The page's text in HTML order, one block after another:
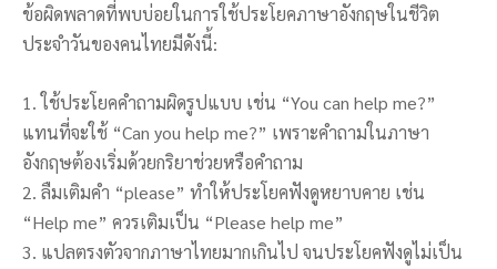
ข้อผิดพลาดที่พบบ่อยในการใช้ประโยคภาษาอังกฤษในชีวิต
ประจำวันของคนไทยมีดังนี้:
1. ใช้ประโยคคำถามผิดรูปแบบ เช่น “You can help me?”
แทนที่จะใช้ “Can you help me?” เพราะคำถามในภาษา
อังกฤษต้องเริ่มด้วยกริยาช่วยหรือคำถาม
2. ลืมเติมคำ “please” ทำให้ประโยคฟังดูหยาบคาย เช่น
“Help me” ควรเติมเป็น “Please help me”
3. แปลตรงตัวจากภาษาไทยมากเกินไป จนประโยคฟังดูไม่เป็น